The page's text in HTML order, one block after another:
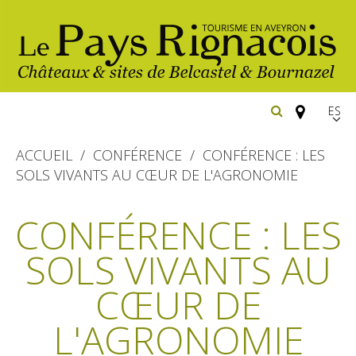
imprescindibles
Belcastel: pueblo y castillo
Bournazel: pueblo y castillo
Los parajes
naturales
Senderismo
Cicloturismo
Equitación
Hoteles y centros
de vacaciones
Restaurantes
ACCUEIL CONFÉRENCE
CONFÉRENCE : LES
SOLS VIVANTS AU CŒUR DE L'AGRONOMIE
CONFÉRENCE : LES
SOLS VIVANTS AU
CŒUR DE
L'AGRONOMIE